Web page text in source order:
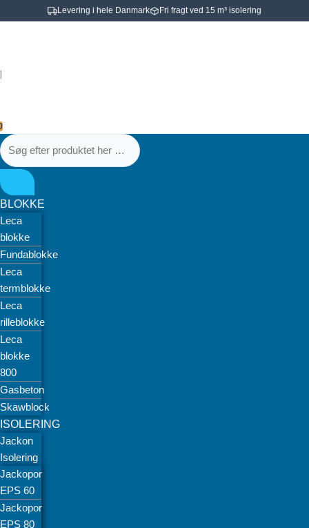
Levering i hele Danmark Fri fragt ved 15 m³ isolering
til
|her
BLOKKE
Leca
blokke
Fundablokke
Leca
termblokke
Leca
rilleblokke
Leca
blokke
800
Gasbeton
Skawblock
ISOLERING
Jackon
Isolering
Jackopor
EPS 60
Jackopor
EPS 80
her